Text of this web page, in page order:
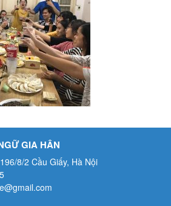
GIA HÂN
8/2 Cầu Giấy, Hà Nội